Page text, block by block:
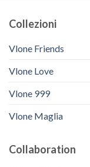
Collezioni
Vlone Friends
Vlone Love
Vlone 999
Vlone Maglia
Collaboration